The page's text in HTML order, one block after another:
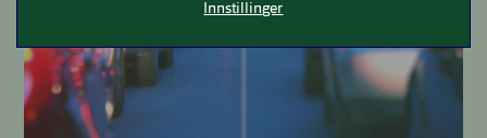
Innstillinger